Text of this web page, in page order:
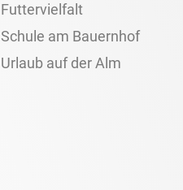
Futtervielfalt
Schule am Bauernhof
Urlaub auf der Alm